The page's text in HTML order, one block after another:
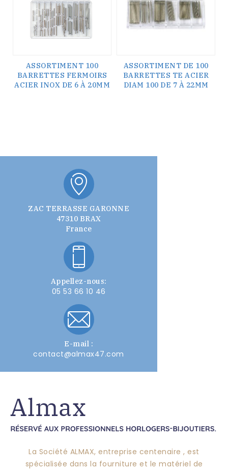
ASSORTIMENT 100
BARRETTES FERMOIRS
ACIER INOX DE 6 À 20MM
ASSORTIMENT DE 100
BARRETTES TE ACIER
DIAM 100 DE 7 À 22MM
ZAC TERRASSE GARONNE
47310 BRAX
France
Appellez-nous:
05 53 66 10 46
E-mail :
contact@almax47.com
La Société ALMAX, entreprise centenaire , est
spécialisée dans la fourniture et le matériel de